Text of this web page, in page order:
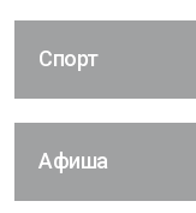
Спорт
Афиша